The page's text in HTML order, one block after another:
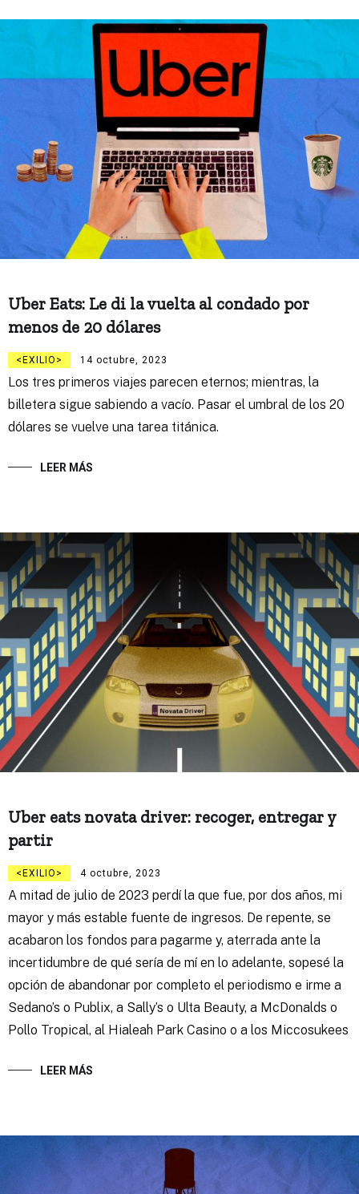
Uber Eats: Le di la vuelta al condado por
menos de 20 dólares
EXILIO 14 octubre, 2023
Los tres primeros viajes parecen eternos; mientras, la
billetera sigue sabiendo a vacío. Pasar el umbral de los 20
dólares se vuelve una tarea titánica.
LEER MÁS
Uber eats novata driver: recoger, entregar y
partir
EXILIO 4 octubre, 2023
A mitad de julio de 2023 perdí la que fue, por dos años, mi
mayor y más estable fuente de ingresos. De repente, se
acabaron los fondos para pagarme y, aterrada ante la
incertidumbre de qué sería de mí en lo adelante, sopesé la
opción de abandonar por completo el periodismo e irme a
Sedano’s o Publix, a Sally’s o Ulta Beauty, a McDonalds o
Pollo Tropical, al Hialeah Park Casino o a los Miccosukees
LEER MÁS